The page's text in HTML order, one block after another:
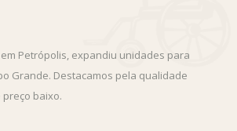
Petrópolis, expandiu unidades para
Grande. Destacamos pela qualidade
baixo.